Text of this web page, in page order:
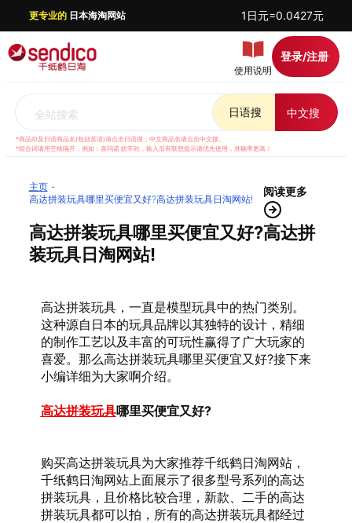
更专业的日本海淘网站 1日元=0.0427元
使用说明
登录/注册
全站搜索 日语搜 中文搜
*商品ID及日语商品名(包括英语)请点击日语搜；中文商品名请点击中文搜。
*组合词请用空格隔开，例如：喜玛诺 纺车轮，输入后有联想提示请优先使用，准确率更高！
主页
高达拼装玩具哪里买便宜又好?高达拼装玩具日淘网站!
阅读更多
高达拼装玩具哪里买便宜又好?高达拼
装玩具日淘网站!
高达拼装玩具，一直是模型玩具中的热门类别。
这种源自日本的玩具品牌以其独特的设计，精细
的制作工艺以及丰富的可玩性赢得了广大玩家的
喜爱。那么高达拼装玩具哪里买便宜又好?接下来
小编详细为大家啊介绍。
高达拼装玩具哪里买便宜又好?
购买高达拼装玩具为大家推荐千纸鹤日淘网站，
千纸鹤日淘网站上面展示了很多型号系列的高达
拼装玩具，且价格比较合理，新款、二手的高达
拼装玩具都可以拍，所有的高达拼装玩具都经过